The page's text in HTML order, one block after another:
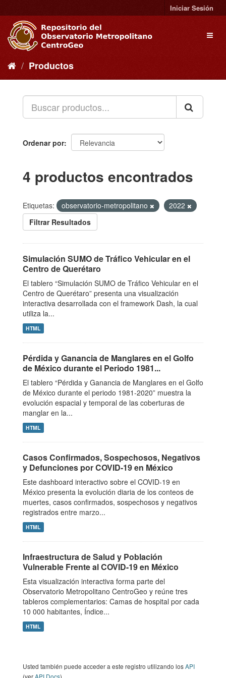
al
contenido
Iniciar Sesión
Productos
Ordenar por
4 productos encontrados
Etiquetas: observatorio-metropolitano
2022
Filtrar Resultados
Simulación SUMO de Tráfico Vehicular en el
Centro de Querétaro
El tablero “Simulación SUMO de Tráfico Vehicular en el
Centro de Querétaro” presenta una visualización
interactiva desarrollada con el framework Dash, la cual
utiliza la...
HTML
Pérdida y Ganancia de Manglares en el Golfo
de México durante el Periodo 1981...
El tablero “Pérdida y Ganancia de Manglares en el Golfo
de México durante el periodo 1981-2020” muestra la
evolución espacial y temporal de las coberturas de
manglar en la...
HTML
Casos Confirmados, Sospechosos, Negativos
y Defunciones por COVID-19 en México
Este dashboard interactivo sobre el COVID-19 en
México presenta la evolución diaria de los conteos de
muertes, casos confirmados, sospechosos y negativos
registrados entre marzo...
HTML
Infraestructura de Salud y Población
Vulnerable Frente al COVID-19 en México
Esta visualización interactiva forma parte del
Observatorio Metropolitano CentroGeo y reúne tres
tableros complementarios: Camas de hospital por cada
10 000 habitantes, Índice...
HTML
Usted también puede acceder a este registro utilizando losAPI
(ver API Docs).